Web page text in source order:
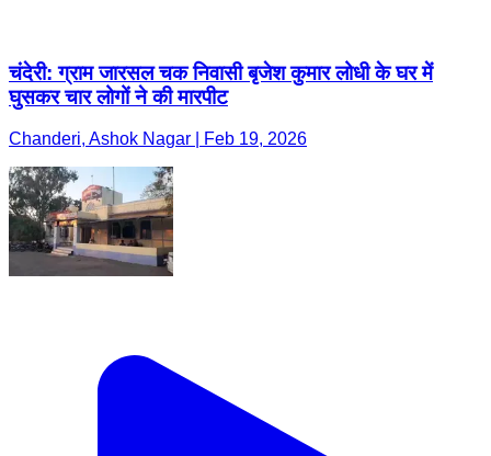
चंदेरी: ग्राम जारसल चक निवासी बृजेश कुमार लोधी के घर में
घुसकर चार लोगों ने की मारपीट
Chanderi, Ashok Nagar | Feb 19, 2026